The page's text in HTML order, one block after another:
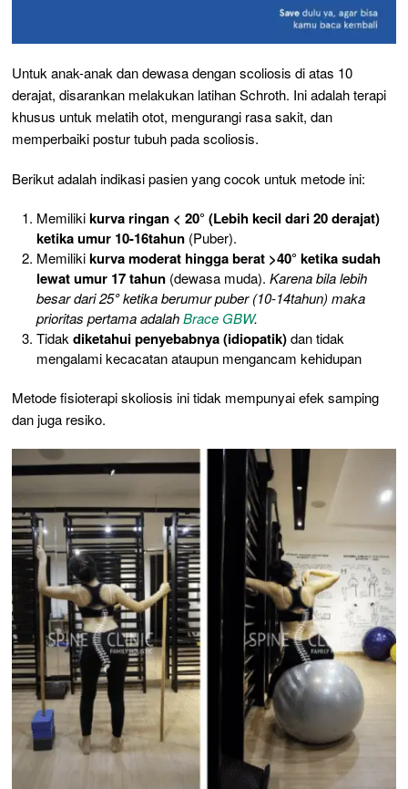
Untuk anak-anak dan dewasa dengan scoliosis di atas 10
derajat, disarankan melakukan latihan Schroth. Ini adalah terapi
khusus untuk melatih otot, mengurangi rasa sakit, dan
memperbaiki postur tubuh pada scoliosis.
Berikut adalah indikasi pasien yang cocok untuk metode ini:
Memilikikurva ringan < 20° (Lebih kecil dari 20 derajat)
ketika umur 10-16tahun(Puber).
Memilikikurva moderat hingga berat >40° ketika sudah
lewat umur 17 tahun(dewasa muda). Karena bila lebih
besar dari 25°ketika berumur puber (10-14tahun) maka
prioritas pertama adalahBrace GBW.
Tidak diketahui penyebabnya (idiopatik)dan tidak
mengalami kecacatan ataupun mengancam kehidupan
Metode fisioterapi skoliosis ini tidak mempunyai efek samping
dan juga resiko.